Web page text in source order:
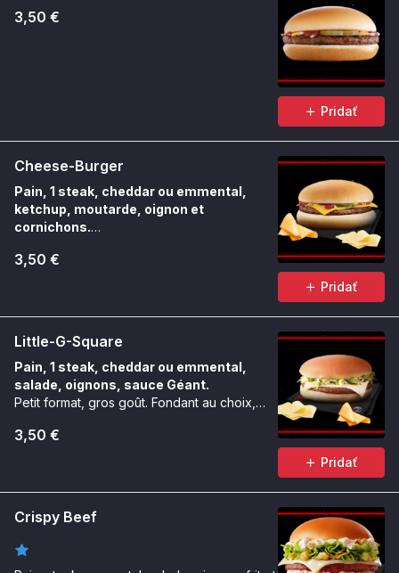
3,50 €
Pridať
Cheese-Burger
Pain, 1 steak, cheddar ou emmental,
ketchup, moutarde, oignon et
cornichons.
3,50 €
Pridať
Little-G-Square
Pain, 1 steak, cheddar ou emmental,
salade, oignons, sauce Géant.
Petit format, gros goût. Fondant au choix,
3,50 €
Pridať
Crispy Beef